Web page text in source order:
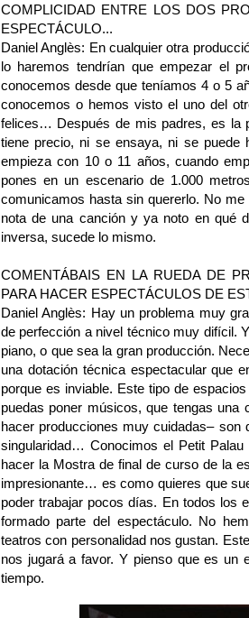
COMPLICIDAD ENTRE LOS DOS
ESPECTÁCULO...
Daniel Anglès: En cualquier otra
lo haremos tendrían que empezar el
conocemos desde que teníamos 4 o 5
conocemos o hemos visto el uno del
felices… Después de mis padres, es la
tiene precio, ni se ensaya, ni se puede
empieza con 10 o 11 años, cuando
pones en un escenario de 1.000
comunicamos hasta sin quererlo. No
nota de una canción y ya noto en
inversa, sucede lo mismo.
COMENTÁBAIS EN LA RUEDA DE
PARA HACER ESPECTÁCULOS DE
Daniel Anglès: Hay un problema muy
de perfección a nivel técnico muy difícil.
piano, o que sea la gran producción.
una dotación técnica espectacular que
porque es inviable. Este tipo de
puedas poner músicos, que tengas
hacer producciones muy cuidadas–
singularidad… Conocimos el Petit
hacer la Mostra de final de curso de la
impresionante… es como quieres que
poder trabajar pocos días. En todos los
formado parte del espectáculo. No
teatros con personalidad nos gustan.
nos jugará a favor. Y pienso que es un
tiempo.